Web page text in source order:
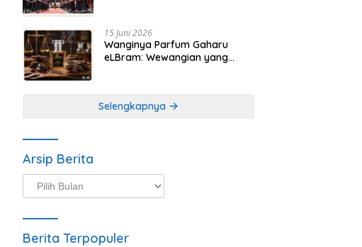
Minangkabau
15 Juni 2026
Wanginya Parfum Gaharu
eLBram: Wewangian yang
Selengkapnya
Arsip Berita
Arsip
Berita
Berita Terpopuler